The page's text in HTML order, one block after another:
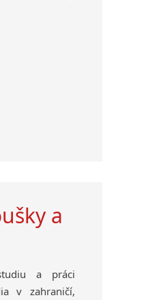
a
a práci
v zahraničí,